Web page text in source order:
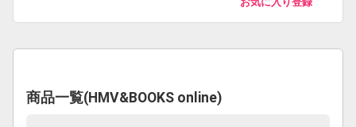
商品一覧(HMV&BOOKS online)